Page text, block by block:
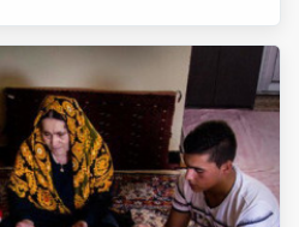
为“Bani”（建造者），指挥它的
者），其作者是“Ta'ziye Khan”
Ta'ziye的起源不详，但有些人认
到伊朗前伊斯兰时期，尤其是
。 这被认为是Ta'ziye的基础。
式形式归功于什叶派。在公元
们关闭Bazaar，穿黑布并阅读